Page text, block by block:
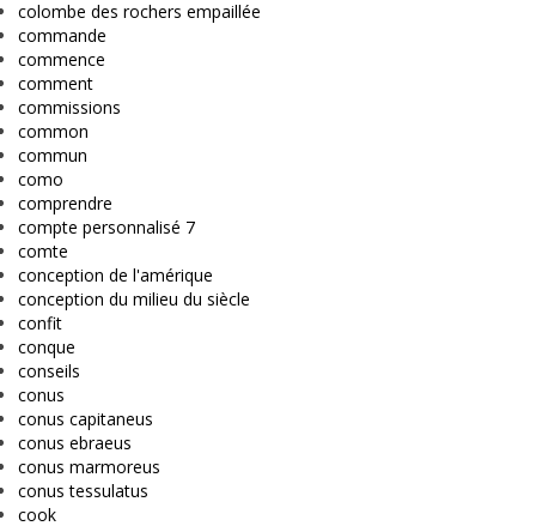
colombe des rochers empaillée
commande
commence
comment
commissions
common
commun
como
comprendre
compte personnalisé 7
comte
conception de l'amérique
conception du milieu du siècle
confit
conque
conseils
conus
conus capitaneus
conus ebraeus
conus marmoreus
conus tessulatus
cook